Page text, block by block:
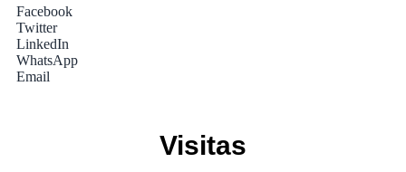
Facebook
Twitter
LinkedIn
WhatsApp
Email
Visitas